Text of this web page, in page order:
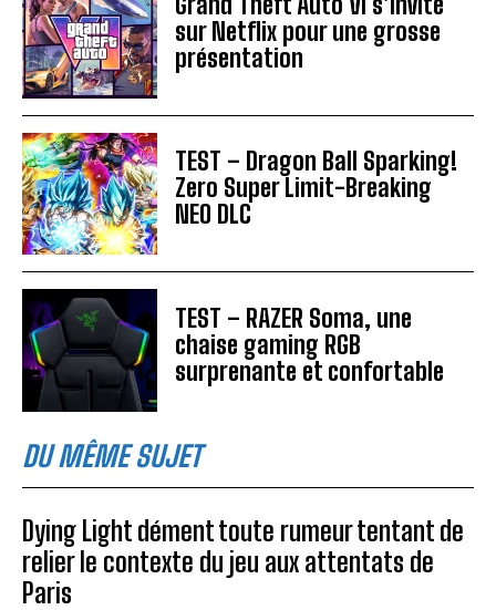
sur Netflix pour une grosse
présentation
TEST – Dragon Ball Sparking!
Zero Super Limit-Breaking
NEO DLC
TEST – RAZER Soma, une
chaise gaming RGB
surprenante et confortable
DU MÊME SUJET
Dying Light dément toute rumeur tentant de
relier le contexte du jeu aux attentats de
Paris